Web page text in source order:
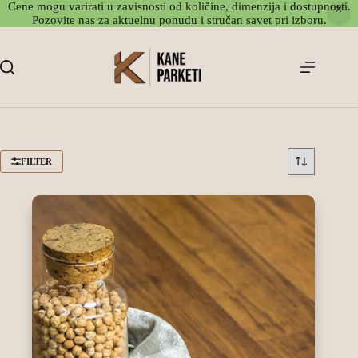
Cene mogu varirati u zavisnosti od količine, dimenzija i dostupnosti.
Pozovite nas za aktuelnu ponudu i stručan savet pri izboru.
content
FILTER